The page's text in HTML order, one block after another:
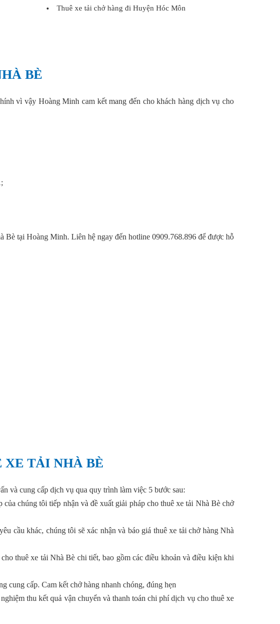
Thuê xe tải chở hàng đi Huyện Hóc Môn
BÈ
vì vậy Hoàng Minh cam kết mang đến cho khách hàng dịch vụ cho
tại Hoàng Minh. Liên hệ ngay đến hotline 0909.768.896 để được hỗ
XE TẢI NHÀ BÈ
và cung cấp dịch vụ qua quy trình làm việc 5 bước sau:
chúng tôi tiếp nhận và đề xuất giải pháp cho thuê xe tải Nhà Bè chở
cầu khác, chúng tôi sẽ xác nhận và báo giá thuê xe tải chở hàng Nhà
thuê xe tải Nhà Bè chi tiết, bao gồm các điều khoản và điều kiện khi
cung cấp. Cam kết chở hàng nhanh chóng, đúng hẹn
thu kết quả vận chuyển và thanh toán chi phí dịch vụ cho thuê xe